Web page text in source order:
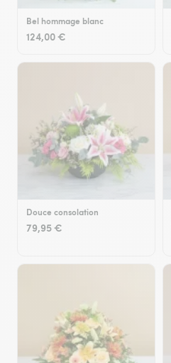
Bel hommage blanc
124,00 €
Douce consolation
79,95 €